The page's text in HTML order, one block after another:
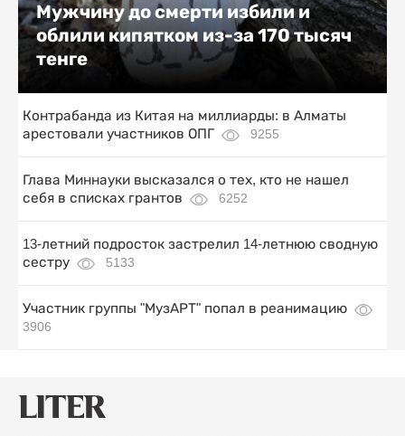
Мужчину до смерти избили и
облили кипятком из-за 170 тысяч
тенге
Контрабанда из Китая на миллиарды: в Алматы
арестовали участников ОПГ
9255
Глава Миннауки высказался о тех, кто не нашел
себя в списках грантов
6252
13-летний подросток застрелил 14-летнюю сводную
сестру
5133
Участник группы "МузАРТ" попал в реанимацию
3906